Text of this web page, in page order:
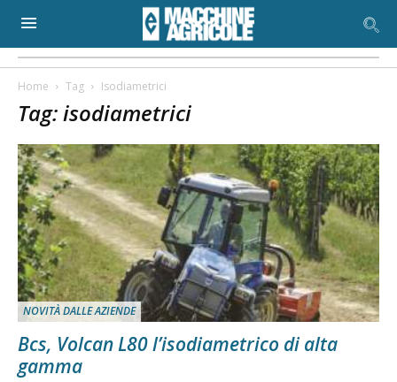
Home Tag Isodiametrici
Tag: isodiametrici
NOVITÀ DALLE AZIENDE
Bcs, Volcan L80 l’isodiametrico di alta
gamma